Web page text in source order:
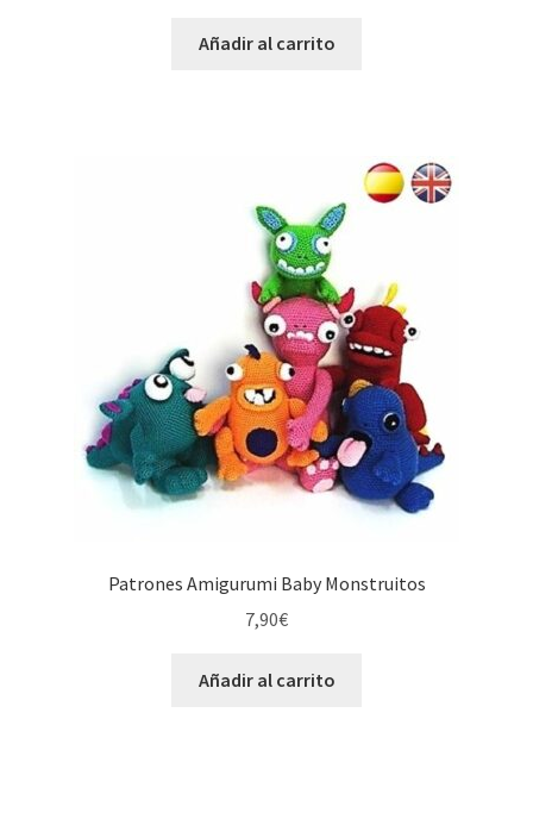
Añadir al carrito
Patrones Amigurumi Baby Monstruitos
7,90€
Añadir al carrito